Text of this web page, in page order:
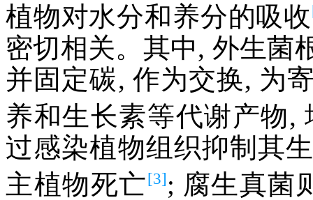
植物对水分和养分的吸收
密切相关。其中, 外生菌
并固定碳, 作为交换, 为
养和生长素等代谢产物,
过感染植物组织抑制其
主植物死亡[3]; 腐生真菌